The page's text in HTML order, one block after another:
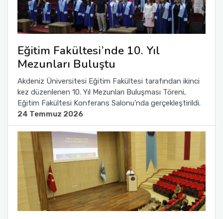
Eğitim Fakültesi’nde 10. Yıl
Mezunları Buluştu
Akdeniz Üniversitesi Eğitim Fakültesi tarafından ikinci
kez düzenlenen 10. Yıl Mezunları Buluşması Töreni,
Eğitim Fakültesi Konferans Salonu’nda gerçekleştirildi.
24 Temmuz 2026